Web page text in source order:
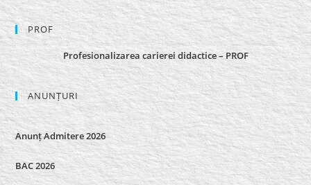
PROF
Profesionalizarea carierei didactice – PROF
ANUNȚURI
Anunț Admitere 2026
BAC 2026